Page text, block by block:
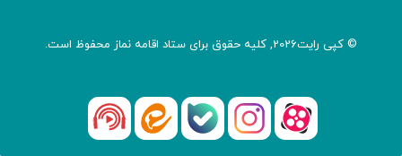
© کپی رایت2026, کلیه حقوق برای ستاد اقامه نماز محفوظ است.
آپارات اینستاگرام
بله ایتا